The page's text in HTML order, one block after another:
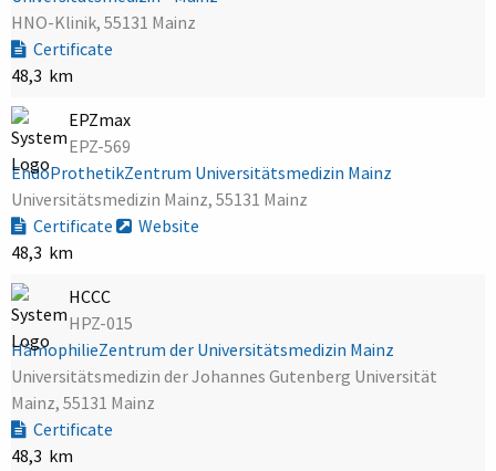
HNO-Klinik, 55131 Mainz
Certificate
48,3 km
EPZmax
EPZ-569
EndoProthetikZentrum Universitätsmedizin Mainz
Universitätsmedizin Mainz, 55131 Mainz
Certificate
Website
48,3 km
HCCC
HPZ-015
HämophilieZentrum der Universitätsmedizin Mainz
Universitätsmedizin der Johannes Gutenberg Universität
Mainz, 55131 Mainz
Certificate
48,3 km